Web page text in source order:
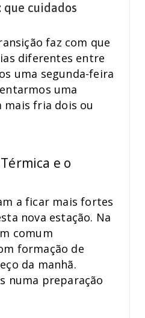
que cuidados
faz com que
diferentes entre
uma segunda-feira
uma
fria dois ou
e o
a ficar mais fortes
nova estação. Na
comum
formação de
da manhã.
numa preparação